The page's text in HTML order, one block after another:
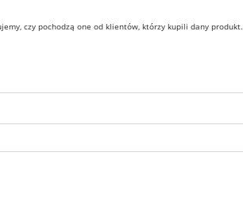
czy pochodzą one od klientów, którzy kupili dany produkt.